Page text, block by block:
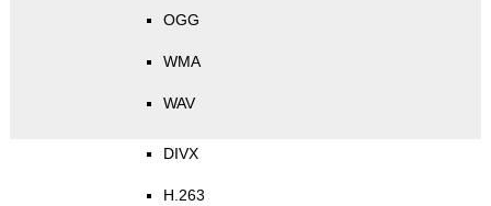
OGG
WMA
WAV
DIVX
H.263